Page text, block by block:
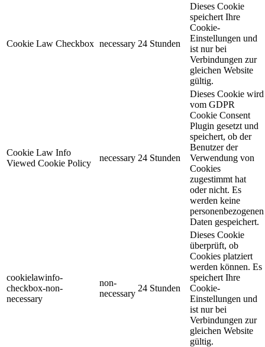
Cookie Law Checkbox necessary 24 Stunden
Dieses Cookie
speichert Ihre
Cookie-
Einstellungen und
ist nur bei
Verbindungen zur
gleichen Website
gültig.
Cookie Law Info
Viewed Cookie Policy
necessary 24 Stunden
Dieses Cookie wird
vom GDPR
Cookie Consent
Plugin gesetzt und
speichert, ob der
Benutzer der
Verwendung von
Cookies
zugestimmt hat
oder nicht. Es
werden keine
personenbezogenen
Daten gespeichert.
cookielawinfo-
checkbox-non-
necessary
non-
necessary
24 Stunden
Dieses Cookie
überprüft, ob
Cookies platziert
werden können. Es
speichert Ihre
Cookie-
Einstellungen und
ist nur bei
Verbindungen zur
gleichen Website
gültig.